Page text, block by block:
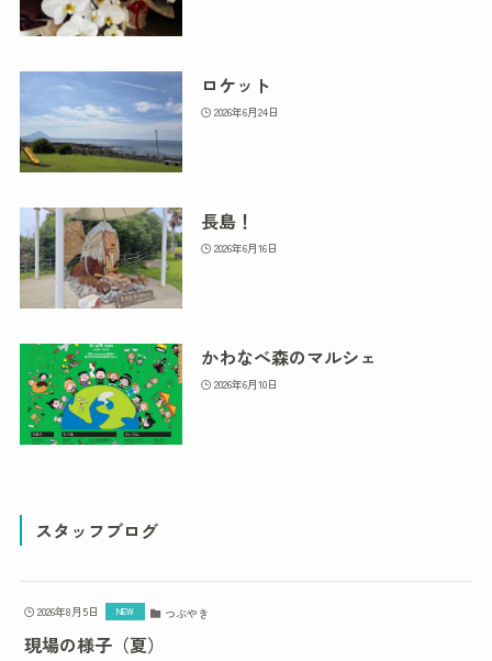
ロケット
2026年6月24日
長島！
2026年6月16日
かわなべ森のマルシェ
2026年6月10日
スタッフブログ
2026年8月5日 つぶやき
現場の様子（夏）